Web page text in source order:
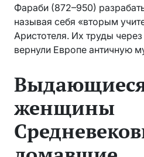
Фараби (872–950)
называя себя «вторым
Аристотеля. Их труды
вернули Европе античную
женщины